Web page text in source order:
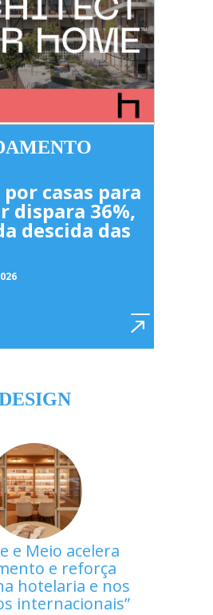
casas para
dispara 36%,
descida das
e Meio acelera
e reforça
hotelaria e nos
internacionais